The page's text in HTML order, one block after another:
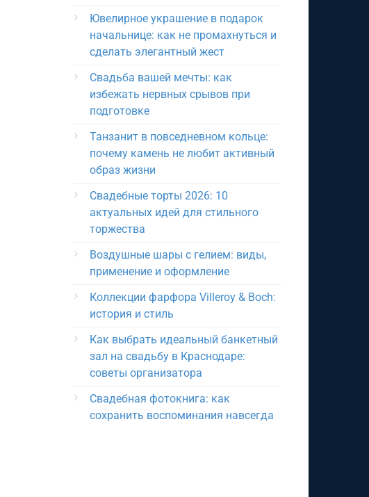
Ювелирное украшение в подарок
начальнице: как не промахнуться и
сделать элегантный жест
Свадьба вашей мечты: как
избежать нервных срывов при
подготовке
Танзанит в повседневном кольце:
почему камень не любит активный
образ жизни
Свадебные торты 2026: 10
актуальных идей для стильного
торжества
Воздушные шары с гелием: виды,
применение и оформление
Коллекции фарфора Villeroy & Boch:
история и стиль
Как выбрать идеальный банкетный
зал на свадьбу в Краснодаре:
советы организатора
Свадебная фотокнига: как
сохранить воспоминания навсегда